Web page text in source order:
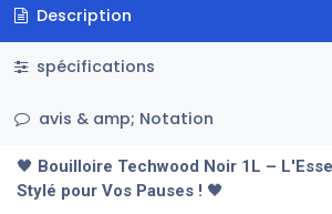
Description
spécifications
avis & amp; Notation
🖤 Bouilloire Techwood Noir 1L –
Stylé pour Vos Pauses ! 🖤